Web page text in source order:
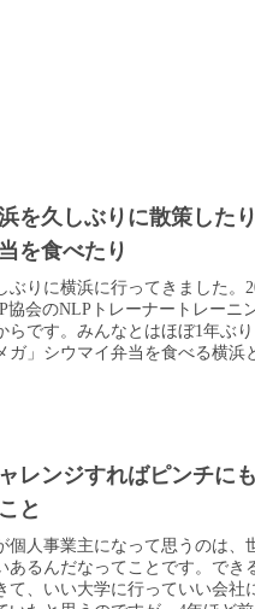
を久しぶりに散策した
を食べたり
ぶりに横浜に行ってきました。
協会のNLPトレーナートレーニ
らです。みんなとはほぼ1年ぶ
ガ」シウマイ弁当を食べる横浜
レンジすればピンチに
と
個人事業主になって思うのは、
あるんだなってことです。でき
て、いい大学に行っていい会